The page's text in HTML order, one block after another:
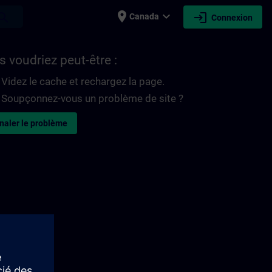
place Canada expand_more login Connexion
voudriez peut-être :
Videz le cache et rechargez la page.
Soupçonnez-vous un problème de site ?
le problème